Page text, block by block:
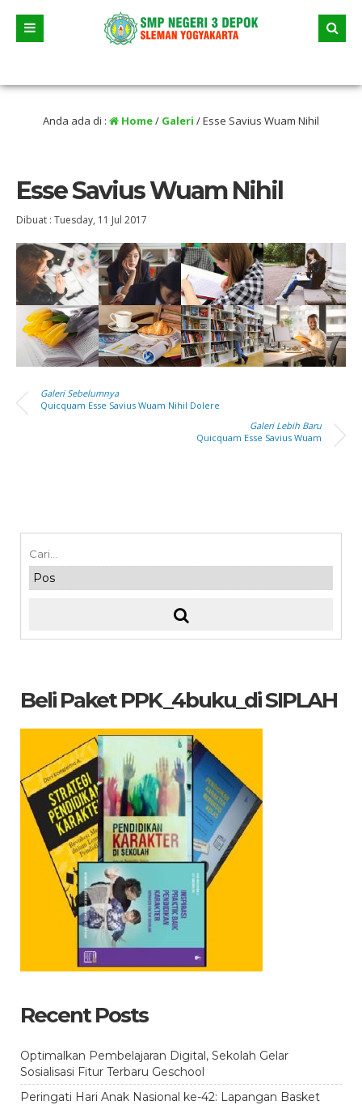
selama liburan
Anda ada di : Home/ Galeri /Esse Savius Wuam Nihil
Esse Savius Wuam Nihil
Dibuat : Tuesday, 11 Jul 2017
Galeri Sebelumnya
Quicquam Esse Savius Wuam Nihil Dolere
Galeri Lebih Baru
Quicquam Esse Savius Wuam
Beli Paket PPK_4buku_di SIPLAH
Recent Posts
Optimalkan Pembelajaran Digital, Sekolah Gelar
Sosialisasi Fitur Terbaru Geschool
Peringati Hari Anak Nasional ke-42: Lapangan Basket